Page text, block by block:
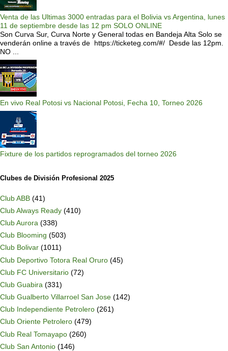
Venta de las Ultimas 3000 entradas para el Bolivia vs Argentina, lunes
11 de septiembre desde las 12 pm SOLO ONLINE
Son Curva Sur, Curva Norte y General todas en Bandeja Alta Solo se
venderán online a través de https://ticketeg.com/#/ Desde las 12pm.
NO ...
En vivo Real Potosi vs Nacional Potosi, Fecha 10, Torneo 2026
Fixture de los partidos reprogramados del torneo 2026
Clubes de División Profesional 2025
Club ABB (41)
Club Always Ready (410)
Club Aurora (338)
Club Blooming (503)
Club Bolivar (1011)
Club Deportivo Totora Real Oruro (45)
Club FC Universitario (72)
Club Guabira (331)
Club Gualberto Villarroel San Jose (142)
Club Independiente Petrolero (261)
Club Oriente Petrolero (479)
Club Real Tomayapo (260)
Club San Antonio (146)